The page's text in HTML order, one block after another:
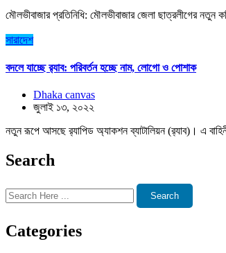
মৌলভীবাজার প্রতিনিধি: মৌলভীবাজার জেলা ছাত্রলীগের নতুন
সারাদেশ
বদলে যাচ্ছে র‌্যাব: পরিবর্তন হচ্ছে নাম, লোগো ও পোশাক
Dhaka canvas
জুলাই ১৩, ২০২২
নতুন রূপে আসছে র‌্যাপিড অ্যাকশন ব্যাটালিয়ন (র‌্যাব)। এ
Search
Search
Categories